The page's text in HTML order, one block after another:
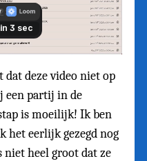
dat deze video niet op
een partij in de
is moeilijk! Ik ben
het eerlijk gezegd nog
niet heel groot dat ze